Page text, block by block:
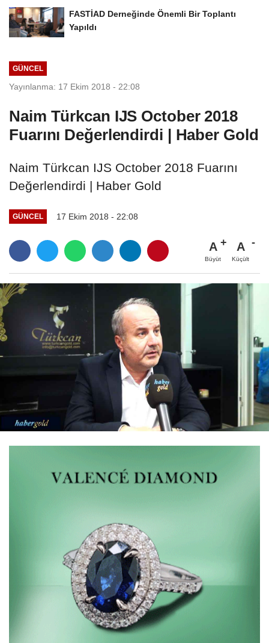
FASTİAD Derneğinde Önemli Bir Toplantı
Yapıldı
GÜNCEL
Yayınlanma: 17 Ekim 2018 - 22:08
Naim Türkcan IJS October 2018
Fuarını Değerlendirdi | Haber Gold
Naim Türkcan IJS October 2018 Fuarını
Değerlendirdi | Haber Gold
GÜNCEL 17 Ekim 2018 - 22:08
A
Büyüt
A
Küçült